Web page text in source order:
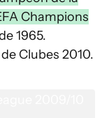
Champions
1965.
Clubes 2010.